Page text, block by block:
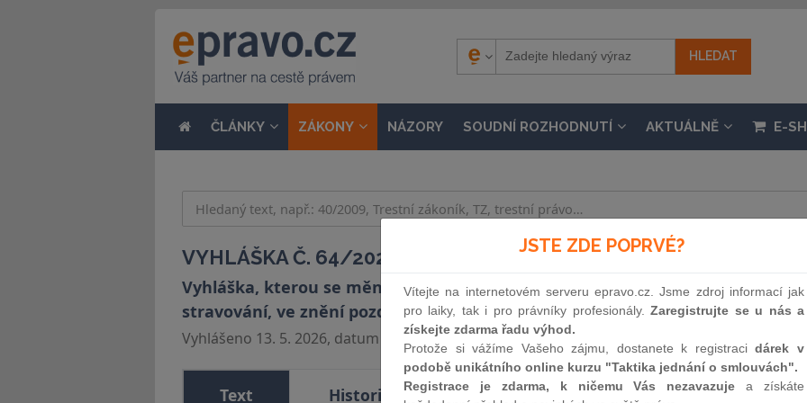
ČLÁNKY ZÁKONY NÁZORY SOUDNÍ ROZHODNUTÍ AKTUÁLNĚ E-
VYHLÁŠKA Č. 64/2026 SB.
Vyhláška, kterou se mění vyhláška č. 310/2025 Sb., kterou se mění vyhláška
stravování, ve znění pozdějších předpisů
Vyhlášeno 13. 5. 2026, datum účinnosti 1. 7. 2026, částka 64 / 2026
Text Historie Souvislosti
JSTE ZDE POPRVÉ?
Vítejte na internetovém serveru epravo.cz. Jsme zdroj informací jak
pro laiky, tak i pro právníky profesionály.Zaregistrujte se u nás a
získejte zdarma řadu výhod.
Protože si vážíme Vašeho zájmu, dostanete k registracidárek v
podobě unikátního online kurzu "Taktika jednání o smlouvách".
Registrace je zdarma, k ničemu Vás nezavazuje a získáte